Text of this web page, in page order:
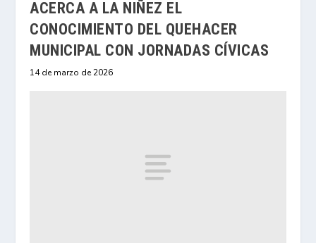
ACERCA A LA NIÑEZ EL
CONOCIMIENTO DEL QUEHACER
MUNICIPAL CON JORNADAS CÍVICAS
14 de marzo de 2026